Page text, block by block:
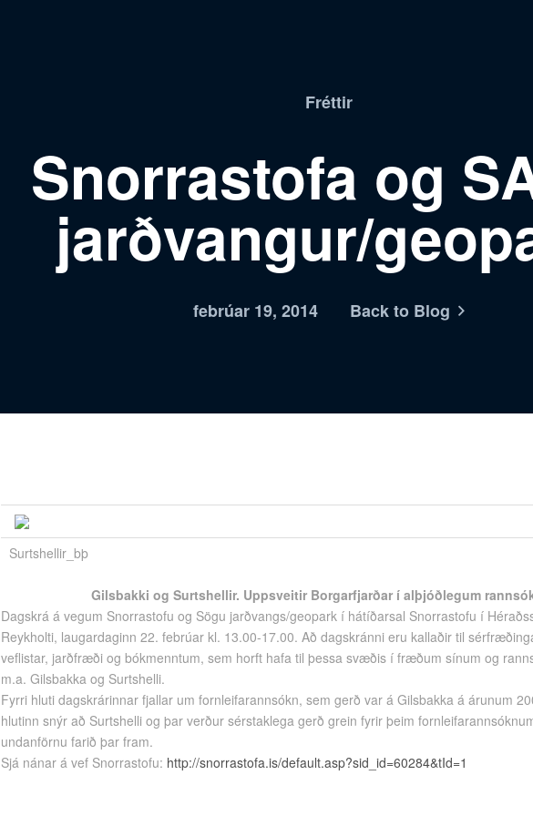
Fréttir
Snorrastofa og
jarðvangur/
febrúar 19, 2014 Back to Blog
Surtshellir_bþ
Gilsbakki og Surtshellir. Uppsveitir Borgarfjarðar í alþjóðlegum
Dagskrá á vegum Snorrastofu og Sögu jarðvangs/geopark í hátíðarsal Snorrastofu í
Reykholti, laugardaginn 22. febrúar kl. 13.00-17.00. Að dagskránni eru kallaðir til
veflistar, jarðfræði og bókmenntum, sem horft hafa til þessa svæðis í fræðum sínum og
m.a. Gilsbakka og Surtshelli.
Fyrri hluti dagskrárinnar fjallar um fornleifarannsókn, sem gerð var á Gilsbakka á árunum
hlutinn snýr að Surtshelli og þar verður sérstaklega gerð grein fyrir þeim
undanförnu farið þar fram.
Sjá nánar á vef Snorrastofu: http://snorrastofa.is/default.asp?sid_id=60284&tId=1